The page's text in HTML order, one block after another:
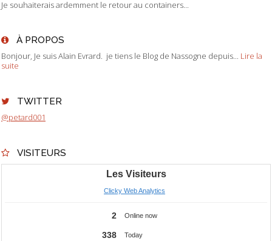
Je souhaiterais ardemment le retour au containers...
À PROPOS
Bonjour, Je suis Alain Evrard. je tiens le Blog de Nassogne depuis... Lire la
suite
TWITTER
@petard001
VISITEURS